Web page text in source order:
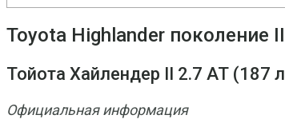
Toyota Highlander поколение II
Тойота Хайлендер II 2.7 АТ (187
Официальная информация